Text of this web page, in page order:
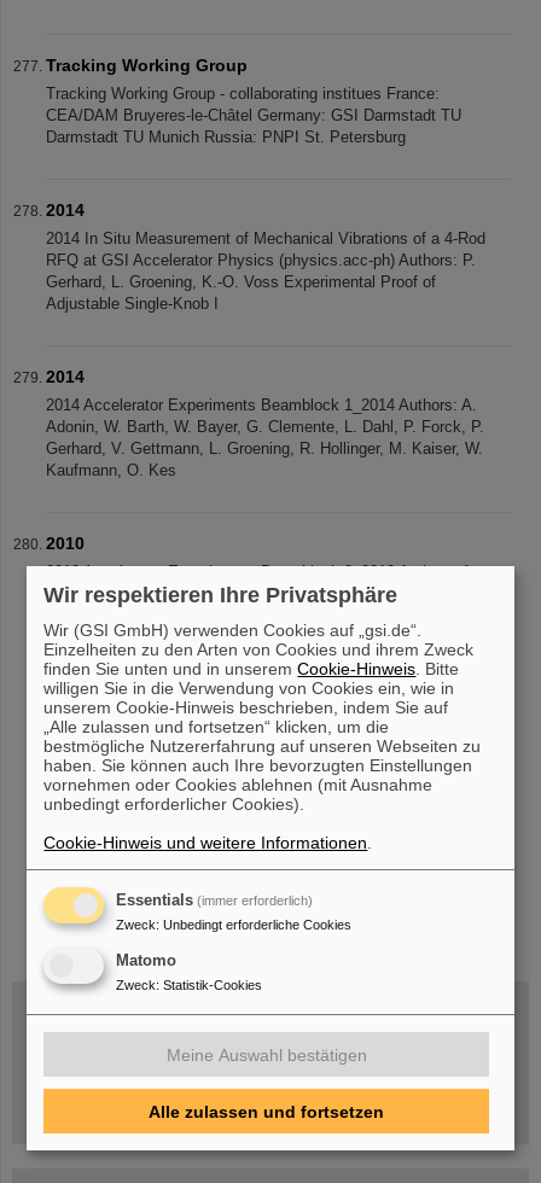
Tracking Working Group
Tracking Working Group - collaborating institues France:
CEA/DAM Bruyeres-le-Châtel Germany: GSI Darmstadt TU
Darmstadt TU Munich Russia: PNPI St. Petersburg
2014
2014 In Situ Measurement of Mechanical Vibrations of a 4-Rod
RFQ at GSI Accelerator Physics (physics.acc-ph) Authors: P.
Gerhard, L. Groening, K.-O. Voss Experimental Proof of
Adjustable Single-Knob I
2014
2014 Accelerator Experiments Beamblock 1_2014 Authors: A.
Adonin, W. Barth, W. Bayer, G. Clemente, L. Dahl, P. Forck, P.
Gerhard, V. Gettmann, L. Groening, R. Hollinger, M. Kaiser, W.
Kaufmann, O. Kes
2010
2010 Accelerator Experiments Beamblock 2_2010 Authors: A.
Adonin, W. Barth, W. Bayer, G. Clemente, L. Dahl, H. Eickhoff, P.
T. Milosi
« .... 23 24 25 26 27 28 29
....
»
instagramlinkedin
Mittwoch, 19.08.2026, 14 Uhr
Warum existiert nicht einfach nichts?
Hannah Elfner,
GSI/FAIR/Goethe-Universität
Anmeldung und weitere Informationen
Wir respektieren Ihre Privatsphäre
Wir (GSI GmbH) verwenden Cookies auf „gsi.de“.
Einzelheiten zu den Arten von Cookies und ihrem Zweck
finden Sie unten und in unseremCookie-Hinweis . Bitte
willigen Sie in die Verwendung von Cookies ein, wie in
unserem Cookie-Hinweis beschrieben, indem Sie auf
„Alle zulassen und fortsetzen“ klicken, um die
bestmögliche Nutzererfahrung auf unseren Webseiten zu
haben. Sie können auch Ihre bevorzugten Einstellungen
vornehmen oder Cookies ablehnen (mit Ausnahme
unbedingt erforderlicher Cookies).
Cookie-Hinweis und weitere Informationen
Essentials (immer erforderlich)
Zweck: Unbedingt erforderliche Cookies
Matomo
Zweck: Statistik-Cookies
Meine Auswahl bestätigen
Alle zulassen und fortsetzen